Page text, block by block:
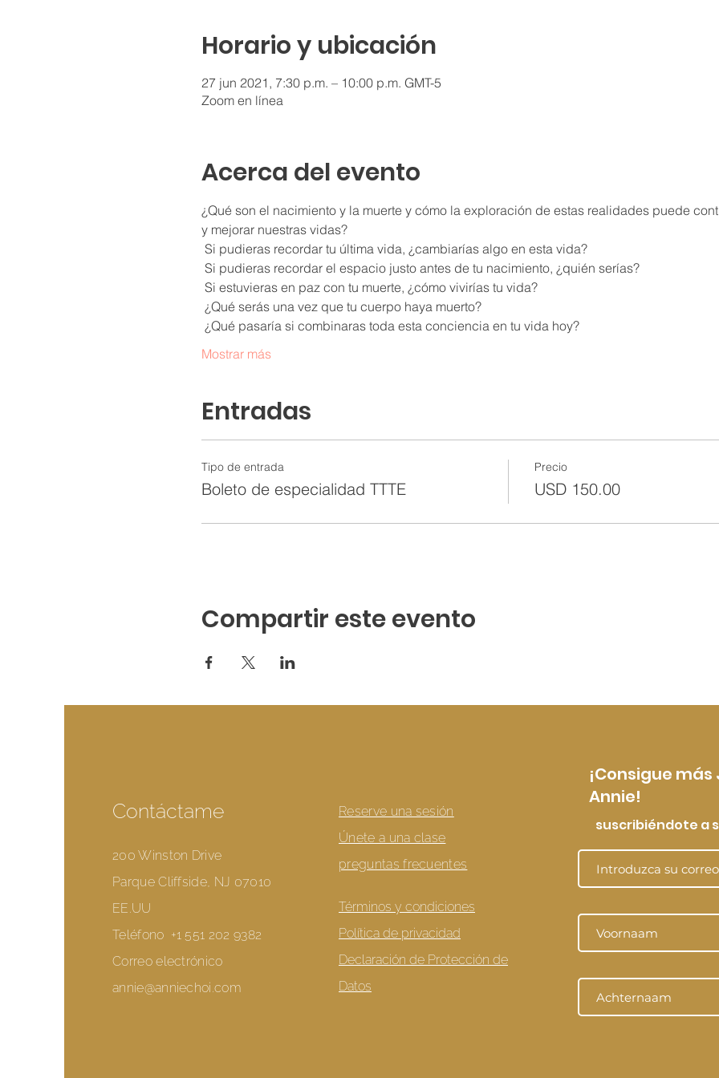
Horario y ubicación
27 jun 2021, 7:30 p.m. – 10:00 p.m. GMT-5
Zoom en línea
Acerca del evento
¿Qué son el nacimiento y la muerte y cómo la exploración de estas realidades puede
y mejorar nuestras vidas?
Si pudieras recordar tu última vida, ¿cambiarías algo en esta vida?
Si pudieras recordar el espacio justo antes de tu nacimiento, ¿quién serías?
Si estuvieras en paz con tu muerte, ¿cómo vivirías tu vida?
¿Qué serás una vez que tu cuerpo haya muerto?
¿Qué pasaría si combinaras toda esta conciencia en tu vida hoy?
Mostrar más
Entradas
Tipo de entrada
Boleto de especialidad TTTE
Precio
USD 150.00
Compartir este evento
Contáctame
200 Winston Drive
Parque Cliffside, NJ 07010
EE.UU
Teléfono +1 551 202 9382
Correo electrónico
annie@anniechoi.com
Reserve una sesión
Únete a una clase
preguntas frecuentes
Términos y condiciones
Política de privacidad
Declaración de Protección de
Datos
¡Consigue
Annie!
suscribiéndote a